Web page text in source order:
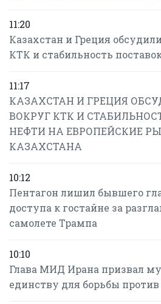
11:20
Казахстан и Греция
КТК и стабильность
11:17
КАЗАХСТАН И ГРЕЦИЯ
ВОКРУГ КТК И
НЕФТИ НА ЕВРОПЕЙСКИЕ
КАЗАХСТАНА
10:12
Пентагон лишил бывшего
доступа к гостайне за
самолете Трампа
10:10
Глава МИД Ирана призвал
единству для борьбы